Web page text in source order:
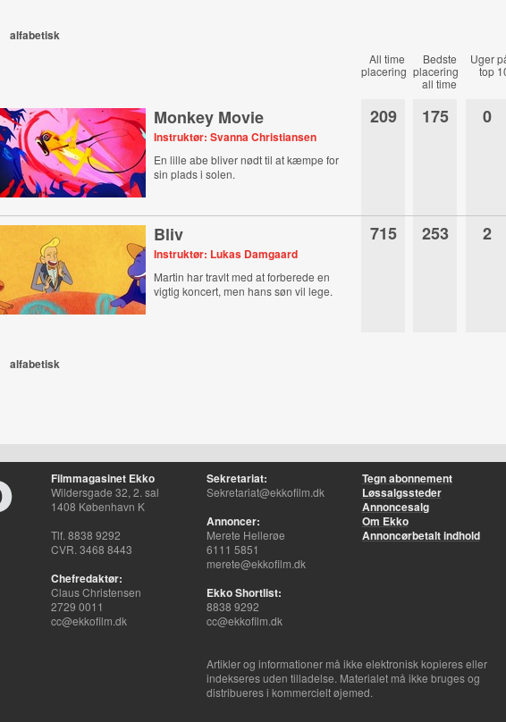
alfabetisk
All time
placering
Bedste
placering
all time
Uger
top
Monkey Movie
Instruktør: Svanna Christiansen
En lille abe bliver nødt til at kæmpe for
sin plads i solen.
209 175 0
Bliv
Instruktør: Lukas Damgaard
Martin har travlt med at forberede en
vigtig koncert, men hans søn vil lege.
715 253 2
alfabetisk
Filmmagasinet Ekko
Wildersgade 32, 2. sal
1408 København K
Tlf. 8838 9292
CVR. 3468 8443
Chefredaktør:
Claus Christensen
2729 0011
cc@ekkofilm.dk
Sekretariat:
Sekretariat@ekkofilm.dk
Annoncer:
Merete Hellerøe
6111 5851
merete@ekkofilm.dk
Ekko Shortlist:
8838 9292
cc@ekkofilm.dk
Tegn abonnement
Løssalgssteder
Annoncesalg
Om Ekko
Annoncørbetalt indhold
Artikler og informationer må ikke elektronisk kopieres eller
indekseres uden tilladelse. Materialet må ikke bruges og
distribueres i kommercielt øjemed.